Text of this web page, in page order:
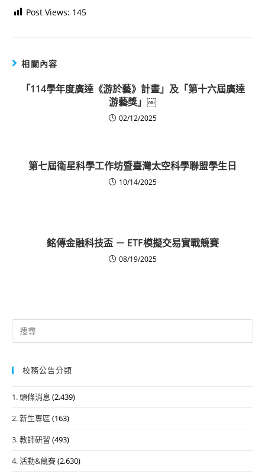
Post Views: 145
相關內容
「114學年度廣達《游於藝》計畫」及「第十六屆廣達
游藝獎」￼
02/12/2025
第七屆衛星科學工作坊暨臺灣太空科學聯盟學生日
10/14/2025
銘傳金融科技盃 － ETF模擬交易實戰競賽
08/19/2025
Search
for:
校務公告分類
1. 頭條消息 (2,439)
2. 新生專區 (163)
3. 教師研習 (493)
4. 活動&競賽(2,630)